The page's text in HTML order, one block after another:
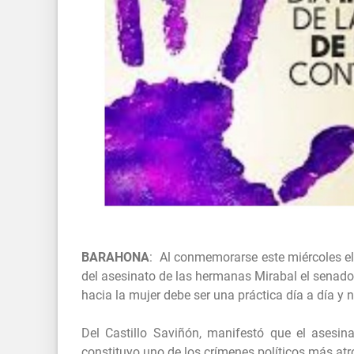
BARAHONA: Al conmemorarse este miércoles
del asesinato de las hermanas Mirabal el
hacia la mujer debe ser una práctica día a día y
Del Castillo Saviñón, manifestó que el